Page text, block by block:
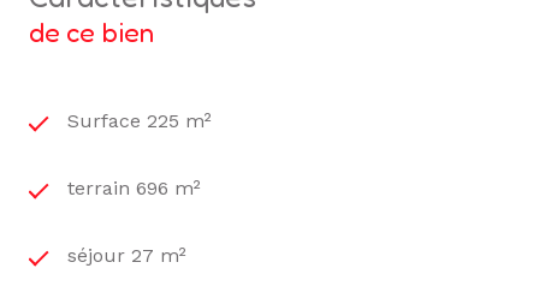
de ce bien
Surface 225 m²
terrain 696 m²
séjour 27 m²